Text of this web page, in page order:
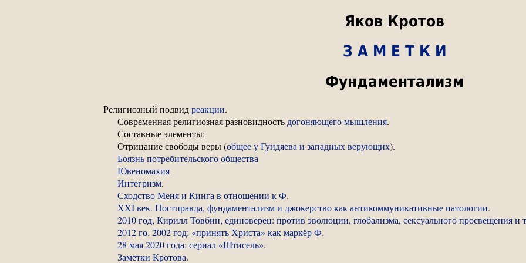
Яков Кротов
З А М Е Т К И
Фундаментализм
Религиозный подвидреакции.
Современная религиозная разновидность догоняющего мышления.
Составные элементы:
Отрицание свободы веры (общее у Гундяева и западных верующих).
Боязнь потребительского общества
Ювеномахия
Интегризм.
Сходство Меня и Кинга в отношении к Ф.
XXI век. Постправда, фундаментализм и джокерство как антикоммуникативные патологии.
2010 год, Кирилл Товбин, единоверец: против эволюции, глобализма, сексуального просвещения и
2012 го. 2002 год: «принять Христа» как маркёр Ф.
28 мая 2020 года: сериал «Штисель».
Заметки Кротова.